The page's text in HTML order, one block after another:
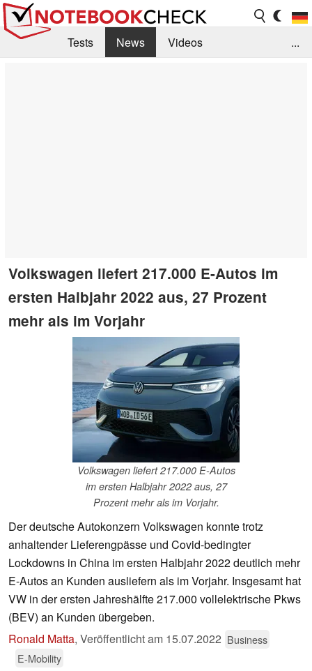
Tests News
Videos
...
Volkswagen liefert 217.000 E-Autos im
ersten Halbjahr 2022 aus, 27 Prozent
mehr als im Vorjahr
Volkswagen liefert 217.000 E-Autos
im ersten Halbjahr 2022 aus, 27
Prozent mehr als im Vorjahr.
Der deutsche Autokonzern Volkswagen konnte trotz
anhaltender Lieferengpässe und Covid-bedingter
Lockdowns in China im ersten Halbjahr 2022 deutlich mehr
E-Autos an Kunden ausliefern als im Vorjahr. Insgesamt hat
VW in der ersten Jahreshälfte 217.000 vollelektrische Pkws
(BEV) an Kunden übergeben.
Ronald Matta, Veröffentlicht am 15.07.2022 Business
E-Mobility